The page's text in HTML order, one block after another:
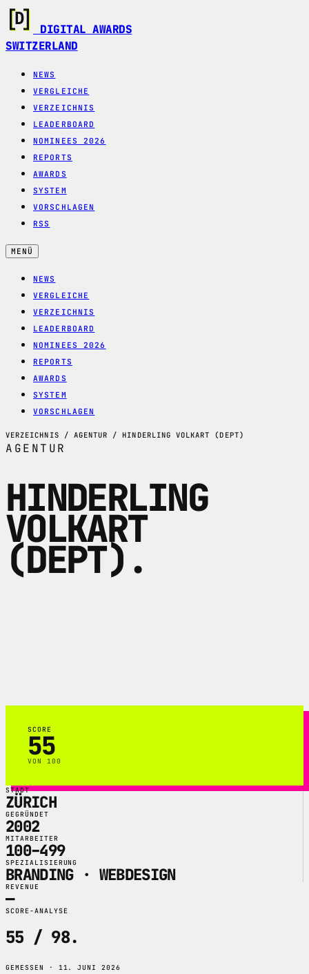
DIGITAL AWARDS
SWITZERLAND
NEWS
VERGLEICHE
VERZEICHNIS
LEADERBOARD
NOMINEES 2026
REPORTS
AWARDS
SYSTEM
VORSCHLAGEN
RSS
MENÜ
NEWS
VERGLEICHE
VERZEICHNIS
LEADERBOARD
NOMINEES 2026
REPORTS
AWARDS
SYSTEM
VORSCHLAGEN
VERZEICHNIS / AGENTUR / HINDERLING VOLKART (DEPT)
AGENTUR
HINDERLING
VOLKART
(DEPT) .
SCORE
55
VON 100
STADT
ZÜRICH
GEGRÜNDET
2002
MITARBEITER
100–499
SPEZIALISIERUNG
BRANDING · WEBDESIGN
REVENUE
—
SCORE-ANALYSE
55 / 98.
GEMESSEN · 11. JUNI 2026